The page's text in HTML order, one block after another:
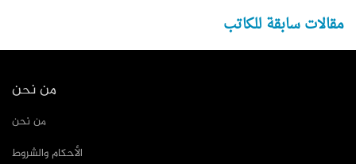
مقالات سابقة للكاتب
من نحن
من نحن
الأحكام والشروط